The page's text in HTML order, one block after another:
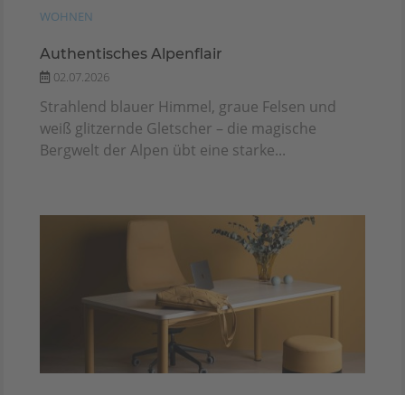
WOHNEN
Authentisches Alpenflair
02.07.2026
Strahlend blauer Himmel, graue Felsen und
weiß glitzernde Gletscher – die magische
Bergwelt der Alpen übt eine starke...